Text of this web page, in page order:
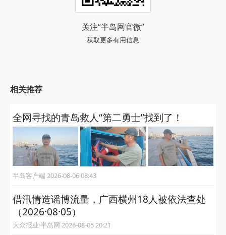
关注“半岛网官微”
获取更多有用信息
相关推荐
全网寻找的青岛救人“第二勇士”找到了！
半岛客户端 2026-08-06 08:43
借汛情造谣博流量，广西横州18人被依法查处
（2026·08·05）
大众报业·半岛网 2026-08-05 20:21